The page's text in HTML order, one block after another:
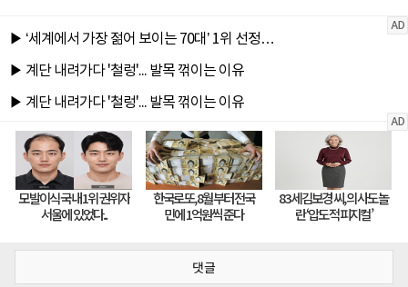
댓글